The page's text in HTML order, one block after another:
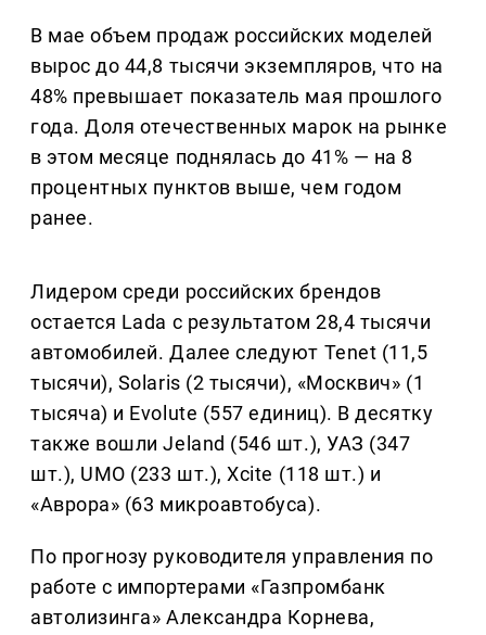
В мае объем продаж российских моделей
вырос до 44,8 тысячи экземпляров, что на
48% превышает показатель мая прошлого
года. Доля отечественных марок на рынке
в этом месяце поднялась до 41% — на 8
процентных пунктов выше, чем годом
ранее.
Лидером среди российских брендов
остается Lada с результатом 28,4 тысячи
автомобилей. Далее следуют Tenet (11,5
тысячи), Solaris (2 тысячи), «Москвич» (1
тысяча) и Evolute (557 единиц). В десятку
также вошли Jeland (546 шт.), УАЗ (347
шт.), UMO (233 шт.), Xcite (118 шт.) и
«Аврора» (63 микроавтобуса).
По прогнозу руководителя управления по
работе с импортерами «Газпромбанк
автолизинга» Александра Корнева,